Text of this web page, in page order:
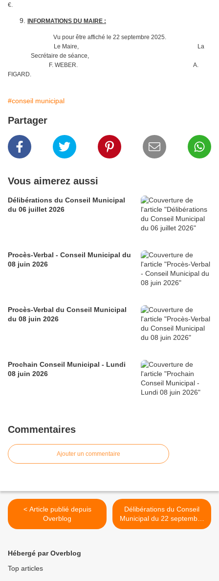
€.
INFORMATIONS DU MAIRE :
Vu pour être affiché le 22 septembre 2025.
Le Maire, La
Secrétaire de séance,
F. WEBER. A.
FIGARD.
#conseil municipal
Partager
Vous aimerez aussi
Délibérations du Conseil Municipal
du 06 juillet 2026
Procès-Verbal - Conseil Municipal du
08 juin 2026
Procès-Verbal du Conseil Municipal
du 08 juin 2026
Prochain Conseil Municipal - Lundi
08 juin 2026
Commentaires
Ajouter un commentaire
< Article publié depuis
Overblog
Délibérations du Conseil
Municipal du 22 septembre
2025 >
Hébergé par Overblog
Top articles